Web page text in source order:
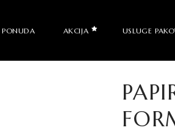
PONUDA AKCIJA USLUGE